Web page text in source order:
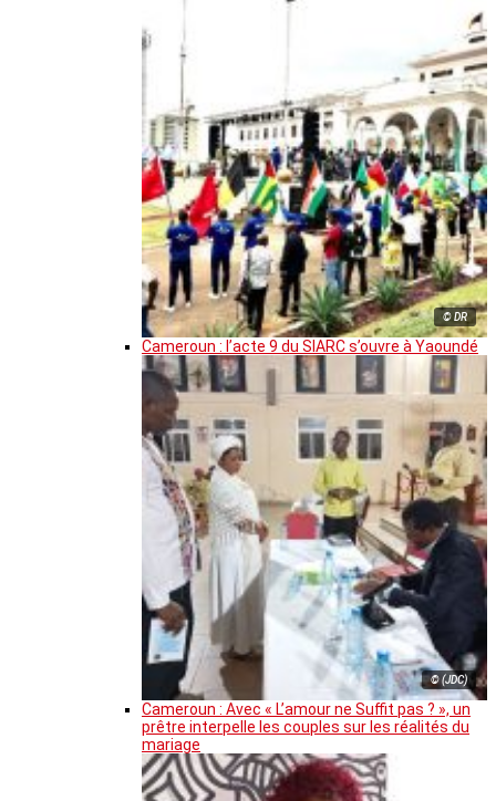
© DR
Cameroun : l’acte 9 du SIARC s’ouvre à Yaoundé
© (JDC)
Cameroun : Avec « L’amour ne Suffit pas ? », un
prêtre interpelle les couples sur les réalités du
mariage